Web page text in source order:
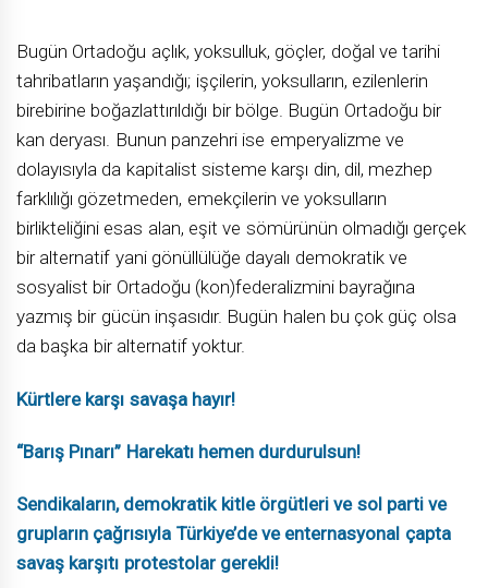
Bugün Ortadoğu açlık, yoksulluk, göçler, doğal ve tarihi
tahribatların yaşandığı; işçilerin, yoksulların, ezilenlerin
birebirine boğazlattırıldığı bir bölge. Bugün Ortadoğu bir
kan deryası. Bunun panzehri ise emperyalizme ve
dolayısıyla da kapitalist sisteme karşı din, dil, mezhep
farklılığı gözetmeden, emekçilerin ve yoksulların
birlikteliğini esas alan, eşit ve sömürünün olmadığı gerçek
bir alternatif yani gönüllülüğe dayalı demokratik ve
sosyalist bir Ortadoğu (kon)federalizmini bayrağına
yazmış bir gücün inşasıdır. Bugün halen bu çok güç olsa
da başka bir alternatif yoktur.
Kürtlere karşı savaşa hayır!
“Barış Pınarı” Harekatı hemen durdurulsun!
Sendikaların, demokratik kitle örgütleri ve sol parti ve
grupların çağrısıyla Türkiye’de ve enternasyonal çapta
savaş karşıtı protestolar gerekli!